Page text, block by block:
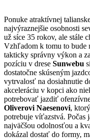
Ponuke atraktívnej
najvýraznejšie osobnosti
už síce 35 rokov, ale stále
Vzhľadom k tomu to bude
takticky správny výkon a
pozíciu v drese Sunwebu
dostatočne skúseným
vytrvalosť na dosiahnutie
akceleráciu v kopci ako
potrebovať jazdiť
Oliverovi Naesenovi,
potrebuje víťazstvá. Počas
najväčšou odolnosťou a
dokázal dostať do formy,